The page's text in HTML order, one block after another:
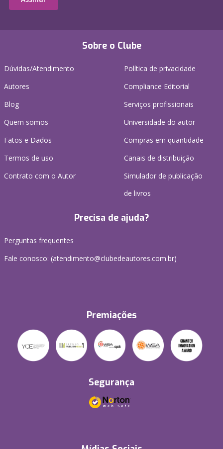
Sobre o Clube
Dúvidas/Atendimento
Autores
Blog
Quem somos
Fatos e Dados
Termos de uso
Contrato com o Autor
Política de privacidade
Compliance Editorial
Serviços profissionais
Universidade do autor
Compras em quantidade
Canais de distribuição
Simulador de publicação
de livros
Precisa de ajuda?
Perguntas frequentes
Fale conosco: (atendimento@clubedeautores.com.br)
Premiações
Segurança